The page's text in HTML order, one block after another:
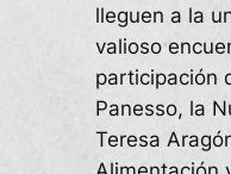
lleguen a la
valioso
participación
Panesso, la
Teresa